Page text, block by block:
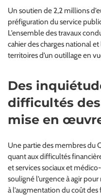
Un soutien de 2,2 millions
préfiguration du service
L’ensemble des travaux
cahier des charges national
territoires d’un outillage en
Des
difficultés des
mise en
Une partie des membres du
quant aux difficultés
et services sociaux et
souligné l’urgence à agir
à l’augmentation du coût des